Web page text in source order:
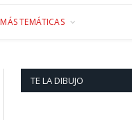
MÁS TEMÁTICAS
TE LA DIBUJO